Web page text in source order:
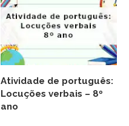
Atividade de português:
Locuções verbais – 8º
ano